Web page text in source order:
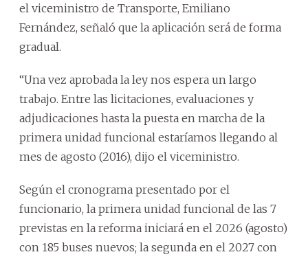
el viceministro de Transporte, Emiliano
Fernández, señaló que la aplicación será de forma
gradual.
“Una vez aprobada la ley nos espera un largo
trabajo. Entre las licitaciones, evaluaciones y
adjudicaciones hasta la puesta en marcha de la
primera unidad funcional estaríamos llegando al
mes de agosto (2016), dijo el viceministro.
Según el cronograma presentado por el
funcionario, la primera unidad funcional de las 7
previstas en la reforma iniciará en el 2026 (agosto)
con 185 buses nuevos; la segunda en el 2027 con